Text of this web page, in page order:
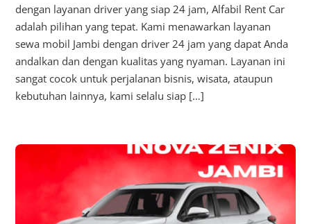
dengan layanan driver yang siap 24 jam, Alfabil Rent Car
adalah pilihan yang tepat. Kami menawarkan layanan
sewa mobil Jambi dengan driver 24 jam yang dapat Anda
andalkan dan dengan kualitas yang nyaman. Layanan ini
sangat cocok untuk perjalanan bisnis, wisata, ataupun
kebutuhan lainnya, kami selalu siap […]